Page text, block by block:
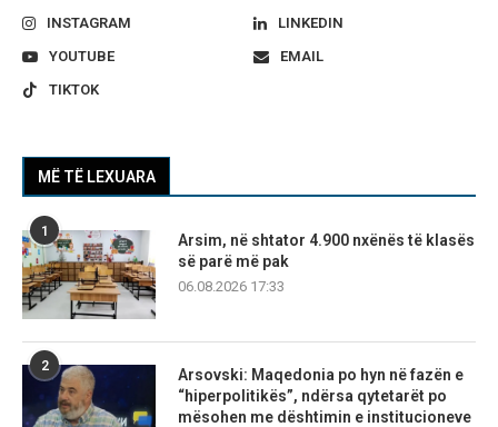
INSTAGRAM
LINKEDIN
YOUTUBE
EMAIL
TIKTOK
MË TË LEXUARA
1
Arsim, në shtator 4.900 nxënës të klasës
së parë më pak
06.08.2026 17:33
2
Arsovski: Maqedonia po hyn në fazën e
“hiperpolitikës”, ndërsa qytetarët po
mësohen me dështimin e institucioneve